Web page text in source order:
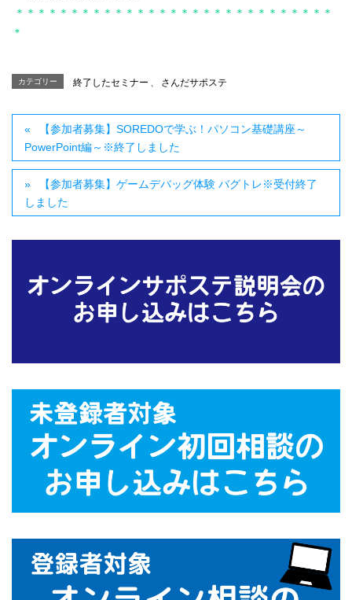
＊＊＊＊＊＊＊＊＊＊＊＊＊＊＊＊＊＊＊＊＊＊＊＊＊＊＊＊＊
＊
カテゴリー 終了したセミナー 、 さんだサポステ
【参加者募集】SOREDOで学ぶ！パソコン基礎講座～
PowerPoint編～※終了しました
【参加者募集】ゲームデバッグ体験 バグトレ※受付終了
しました